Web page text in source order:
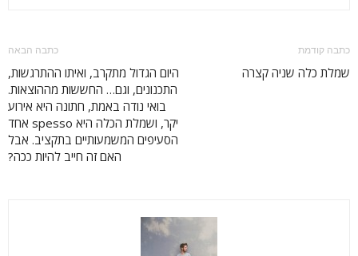
כתבה קודמת
שמלת כלה שניה קצרה
כתבה הבאה
היום הגדול מתקרב, ואיתו ההתרגשות,
התכנונים, וגם… החששות מההוצאות.
בואי נודה באמת, חתונה היא אירוע
יקר, ושמלת הכלה היא spesso אחד
הסעיפים המשמעותיים בתקציב. אבל
האם זה חייב להיות ככה?